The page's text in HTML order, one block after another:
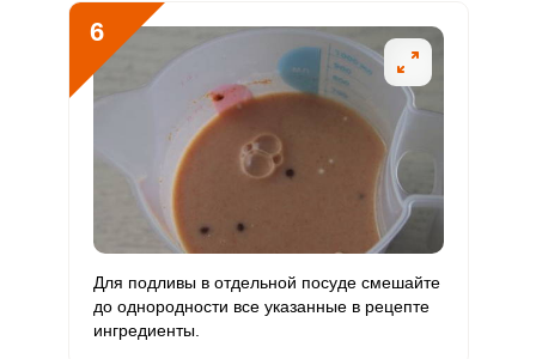
6
Для подливы в отдельной посуде смешайте
до однородности все указанные в рецепте
ингредиенты.